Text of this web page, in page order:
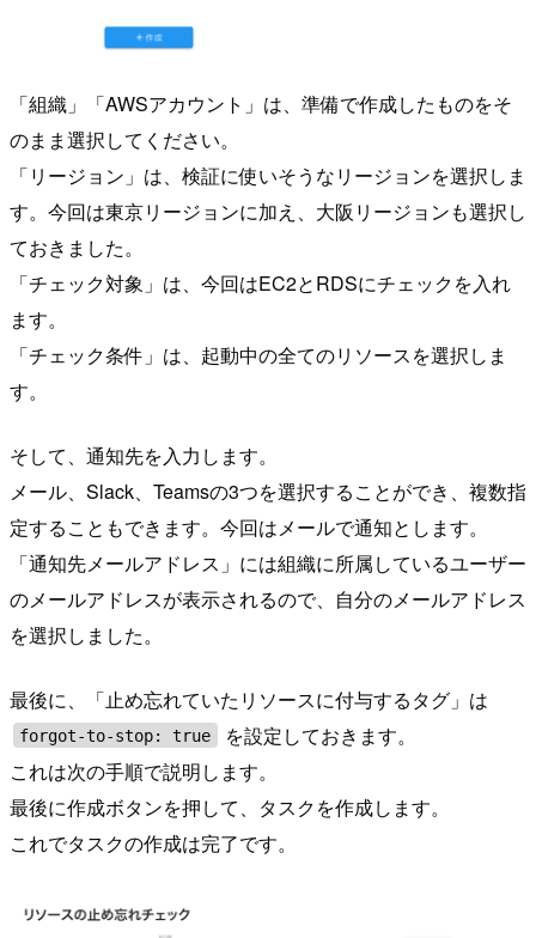
「組織」「AWSアカウント」は、準備で作成したものをそ
のまま選択してください。
「リージョン」は、検証に使いそうなリージョンを選択しま
す。今回は東京リージョンに加え、大阪リージョンも選択し
ておきました。
「チェック対象」は、今回はEC2とRDSにチェックを入れ
ます。
「チェック条件」は、起動中の全てのリソースを選択しま
す。
そして、通知先を入力します。
メール、Slack、Teamsの3つを選択することができ、複数指
定することもできます。今回はメールで通知とします。
「通知先メールアドレス」には組織に所属しているユーザー
のメールアドレスが表示されるので、自分のメールアドレス
を選択しました。
最後に、「止め忘れていたリソースに付与するタグ」は
forgot-to-stop: true
を設定しておきます。
これは次の手順で説明します。
最後に作成ボタンを押して、タスクを作成します。
これでタスクの作成は完了です。